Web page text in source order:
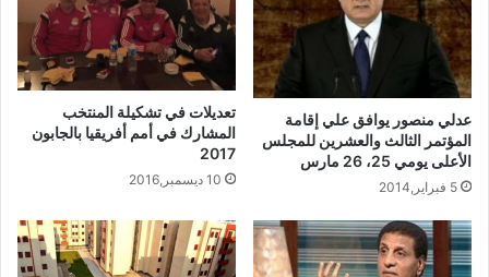
عدلي منصور يوافق علي إقامة
المؤتمر الثالث والعشرين للمجلس
الأعلى يومي 25، 26 مارس
5 فبراير,2014
تعديلات في تشكيلة المنتخب
المشارك في أمم أفريقيا بالجابون
2017
10 ديسمبر,2016